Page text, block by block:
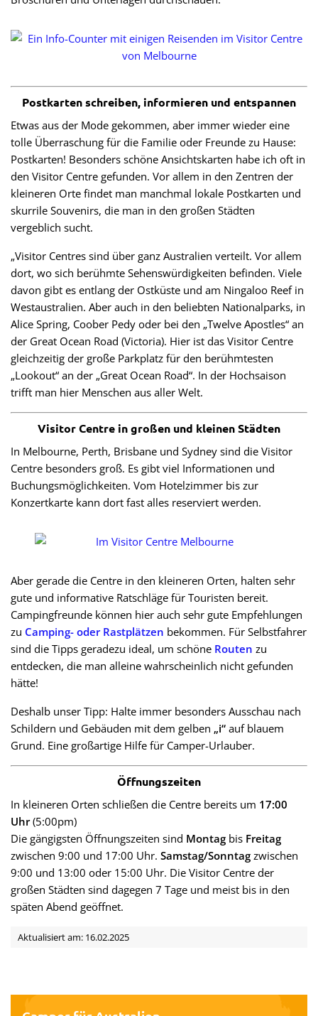
Postkarten schreiben, informieren und entspannen
Etwas aus der Mode gekommen, aber immer wieder eine
tolle Überraschung für die Familie oder Freunde zu Hause:
Postkarten! Besonders schöne Ansichtskarten habe ich oft in
den Visitor Centre gefunden. Vor allem in den Zentren der
kleineren Orte findet man manchmal lokale Postkarten und
skurrile Souvenirs, die man in den großen Städten
vergeblich sucht.
„Visitor Centres sind über ganz Australien verteilt. Vor allem
dort, wo sich berühmte Sehenswürdigkeiten befinden. Viele
davon gibt es entlang der Ostküste und am Ningaloo Reef in
Westaustralien. Aber auch in den beliebten Nationalparks, in
Alice Spring, Coober Pedy oder bei den „Twelve Apostles“ an
der Great Ocean Road (Victoria). Hier ist das Visitor Centre
gleichzeitig der große Parkplatz für den berühmtesten
„Lookout“ an der „Great Ocean Road“. In der Hochsaison
trifft man hier Menschen aus aller Welt.
Visitor Centre in großen und kleinen Städten
In Melbourne, Perth, Brisbane und Sydney sind die Visitor
Centre besonders groß. Es gibt viel Informationen und
Buchungsmöglichkeiten. Vom Hotelzimmer bis zur
Konzertkarte kann dort fast alles reserviert werden.
Aber gerade die Centre in den kleineren Orten, halten sehr
gute und informative Ratschläge für Touristen bereit.
Campingfreunde können hier auch sehr gute Empfehlungen
zu Camping- oder Rastplätzen bekommen. Für Selbstfahrer
sind die Tipps geradezu ideal, um schöne Routen zu
entdecken, die man alleine wahrscheinlich nicht gefunden
hätte!
Deshalb unser Tipp: Halte immer besonders Ausschau nach
Schildern und Gebäuden mit dem gelben „i“ auf blauem
Grund. Eine großartige Hilfe für Camper-Urlauber.
Öffnungszeiten
In kleineren Orten schließen die Centre bereits um 17:00
Uhr(5:00pm)
Die gängigsten Öffnungszeiten sind Montag bis Freitag
zwischen 9:00 und 17:00 Uhr. Samstag/Sonntag zwischen
9:00 und 13:00 oder 15:00 Uhr. Die Visitor Centre der
großen Städten sind dagegen 7 Tage und meist bis in den
späten Abend geöffnet.
Aktualisiert am: 16.02.2025